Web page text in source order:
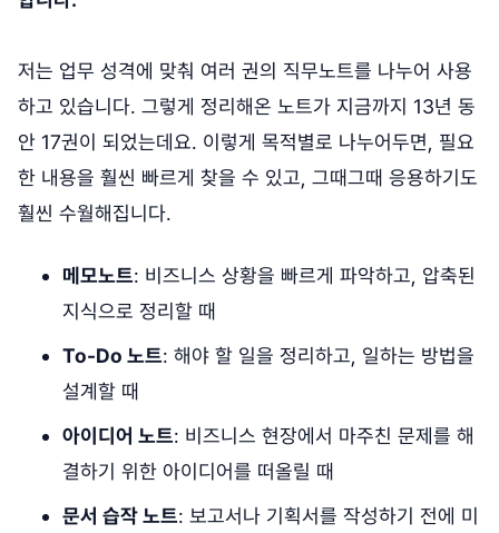
저는 업무 성격에 맞춰 여러 권의 직무노트를 나누어 사용
하고 있습니다. 그렇게 정리해온 노트가 지금까지 13년 동
안 17권이 되었는데요. 이렇게 목적별로 나누어두면, 필요
한 내용을 훨씬 빠르게 찾을 수 있고, 그때그때 응용하기도
훨씬 수월해집니다.
메모노트: 비즈니스 상황을 빠르게 파악하고, 압축된
지식으로 정리할 때
To-Do 노트: 해야 할 일을 정리하고, 일하는 방법을
설계할 때
아이디어 노트: 비즈니스 현장에서 마주친 문제를 해
결하기 위한 아이디어를 떠올릴 때
문서 습작 노트: 보고서나 기획서를 작성하기 전에 미